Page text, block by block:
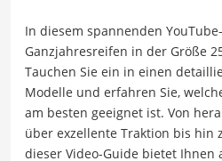
In diesem spannenden
Ganzjahresreifen in der Größe
Tauchen Sie ein in einen
Modelle und erfahren Sie,
am besten geeignet ist. Von
über exzellente Traktion bis hin
dieser Video-Guide bietet Ihnen